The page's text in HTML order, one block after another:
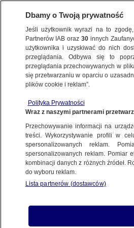
TRÓJMIASTO
latach. Zabił młody
miała pomagać
3.01.2022, 11:49
Udostępnij
Dbamy o Twoją prywatność
Jeśli użytkownik wyrazi na to
Partnerów IAB oraz30 innych
użytkownika i uzyskiwać do nich
przeglądania. Odbywa się to
przeglądania przechowywanych w
się przetwarzaniu w oparciu o
plików cookie i reklam”.
Polityka Prywatności
Wraz z naszymi partnerami
Przechowywanie informacji na
treści. Wykorzystywanie profili w
spersonalizowanych reklam.
spersonalizowanych reklam. Pomiar
kombinacji danych z różnych źródeł.
do wyboru reklam.
Lista partnerów (dostawców)